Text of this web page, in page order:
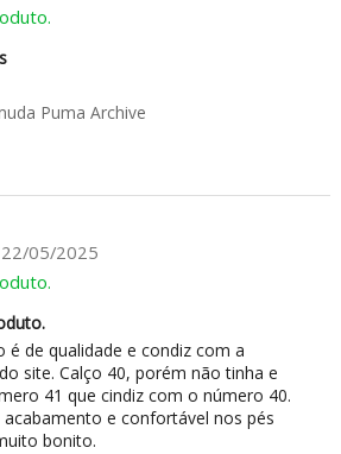
Puma Archive
22/05/2025
é de qualidade e condiz com a
site. Calço 40, porém não tinha e
41 que cindiz com o número 40.
acabamento e confortável nos pés
bonito.